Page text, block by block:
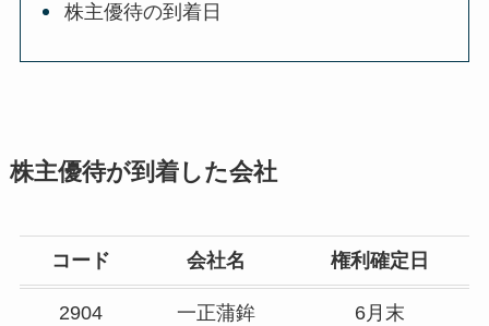
株主優待の到着日
株主優待が到着した会社
コード 会社名 権利確定日
2904 一正蒲鉾 6月末